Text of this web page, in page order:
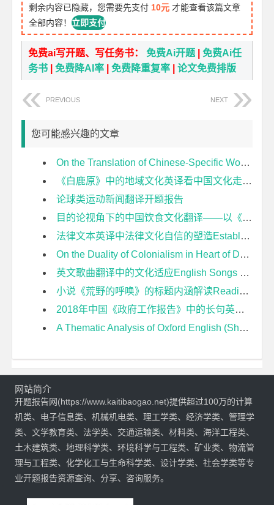
剩余内容已隐藏，您需要先支付 10元 才能查看该篇文章
全部内容！立即支付
免费ai写开题、写任务书：免费Ai开题 |免费Ai任
务书 |免费降AI率 |免费降重复率 |论文免费排版
PREVIOUS NEXT
您可能感兴趣的文章
On the Translation of Chinese-Specific Words in Two Ways开题报告
《白鹿原》中的地域文化英译看中国文化走出去开题报告
论球类运动新闻翻译开题报告
目的论视角下的中国饮食文化翻译——以《舌尖上的中国》为例开题报告
法律文本英译中法律文化自信的塑造Establishment of Legal Cultural Confidence in the English Translation of Legal Texts开题报告
On the Duality of Colonialism in Heart of Darkness 论《黑暗之心》中的殖民主义双重性开题报告
英文歌曲翻译中的文化适应English Songs Translation—From Acculturation Theory Perspective开题报告
小说《荒野的呼唤》的标题内涵解读Reading of the Titles Implications in the Novel The Call of The Wild开题报告
2018年中国《政府工作报告》中的长句英译研究开题报告
A Thematic Analysis of Oxford English (Shanghai Version) for Grade Seven Based on Students Core Competences开题报告
网站简介
开题报告网(https://www.kaitibaogao.net)提供超过100万的计算
机类、电子信息类、机械机电类、理工学类、经济学类、管理学
类、文学教育类、法学类、交通运输类、材料类、海洋工程类、
土木建筑类、地理科学类、环境科学与工程类、矿业类、物流管
理与工程类、化学化工与生命科学类、设计学类、社会学类等专
业开题报告资源查询、分享、咨询服务。